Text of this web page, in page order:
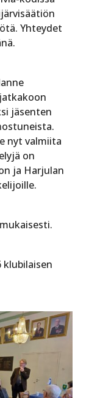
Yhteydet
jäsenten
nyt valmiita
on
ja Harjulan
klubilaisen